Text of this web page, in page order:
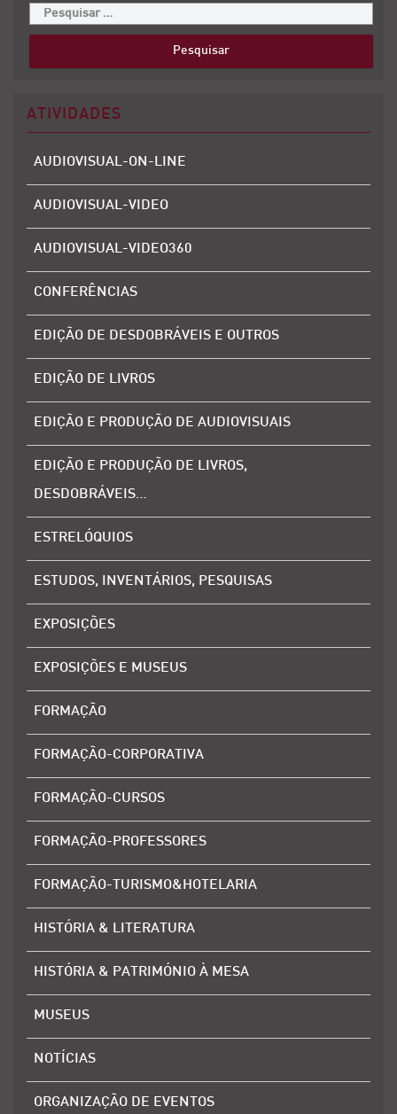
ATIVIDADES
AUDIOVISUAL-ON-LINE
AUDIOVISUAL-VIDEO
AUDIOVISUAL-VIDEO360
CONFERÊNCIAS
EDIÇÃO DE DESDOBRÁVEIS E OUTROS
EDIÇÃO DE LIVROS
EDIÇÃO E PRODUÇÃO DE AUDIOVISUAIS
EDIÇÃO E PRODUÇÃO DE LIVROS,
DESDOBRÁVEIS…
ESTRELÓQUIOS
ESTUDOS, INVENTÁRIOS, PESQUISAS
EXPOSIÇÕES
EXPOSIÇÕES E MUSEUS
FORMAÇÃO
FORMAÇÃO-CORPORATIVA
FORMAÇÃO-CURSOS
FORMAÇÃO-PROFESSORES
FORMAÇÃO-TURISMO&HOTELARIA
HISTÓRIA & LITERATURA
HISTÓRIA & PATRIMÓNIO À MESA
MUSEUS
NOTÍCIAS
ORGANIZAÇÃO DE EVENTOS